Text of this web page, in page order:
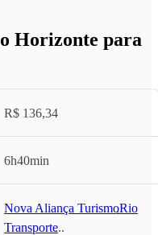
Horizonte para
R$ 136,34
6h40min
Nova Aliança Turismo,Rio
Transporte...